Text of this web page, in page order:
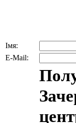
Імя:
E-Mail: